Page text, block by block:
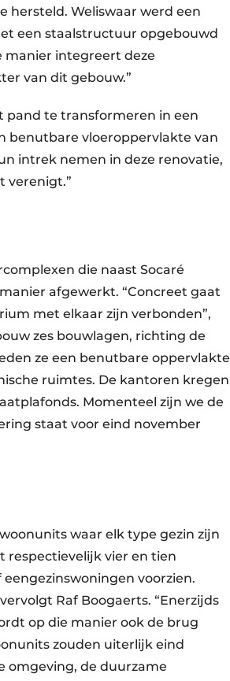
hersteld. Weliswaar werd een
een staalstructuur opgebouwd
manier integreert deze
van dit gebouw.”
pand te transformeren in een
benutbare vloeroppervlakte van
intrek nemen in deze renovatie,
verenigt.”
die naast Socaré
afgewerkt. “Concreet gaat
met elkaar zijn verbonden”,
zes bouwlagen, richting de
ze een benutbare oppervlakte
ruimtes. De kantoren kregen
Momenteel zijn we de
staat voor eind november
waar elk type gezin zijn
respectievelijk vier en tien
voorzien.
Raf Boogaerts. “Enerzijds
op die manier ook de brug
zouden uiterlijk eind
omgeving, de duurzame